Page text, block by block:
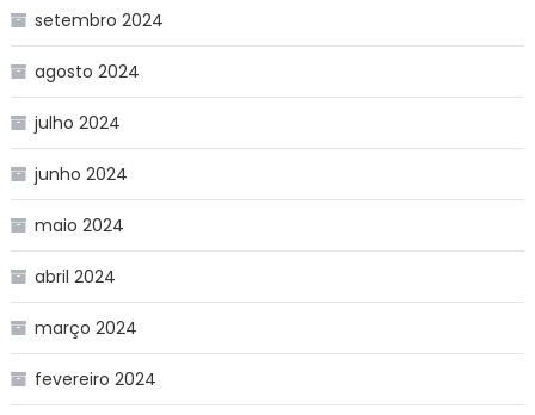
setembro 2024
agosto 2024
julho 2024
junho 2024
maio 2024
abril 2024
março 2024
fevereiro 2024